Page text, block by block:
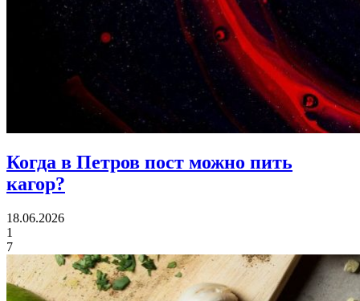
Когда в Петров пост можно пить
кагор?
18.06.2026
1
7